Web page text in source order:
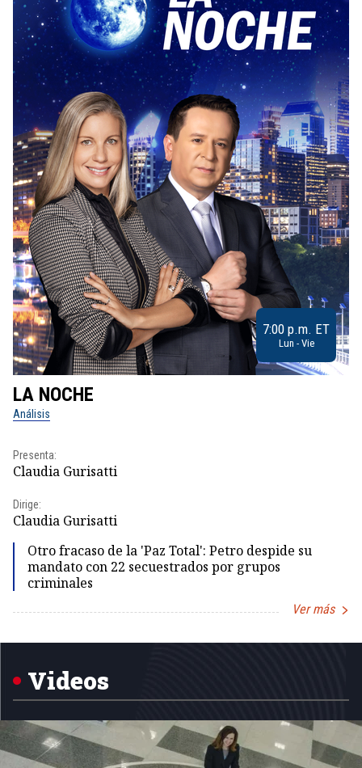
7:00 p.m. ET
Lun - Vie
LA NOCHE
Análisis
Presenta:
Claudia Gurisatti
Dirige:
Claudia Gurisatti
Otro fracaso de la 'Paz Total': Petro despide su
mandato con 22 secuestrados por grupos
criminales
Ver más
1
Videos